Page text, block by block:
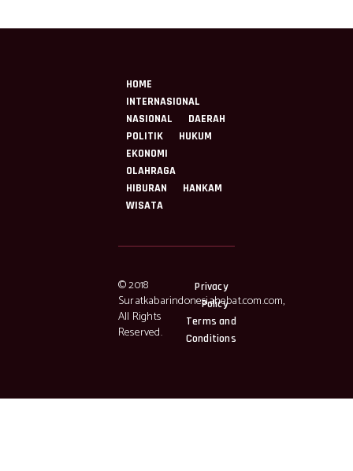
HOME
INTERNASIONAL
NASIONAL
DAERAH
POLITIK
HUKUM
EKONOMI
OLAHRAGA
HIBURAN
HANKAM
WISATA
© 2018
Suratkabarindonesiahebat.com.com,
All Rights
Reserved.
Privacy
Policy
Terms and
Conditions